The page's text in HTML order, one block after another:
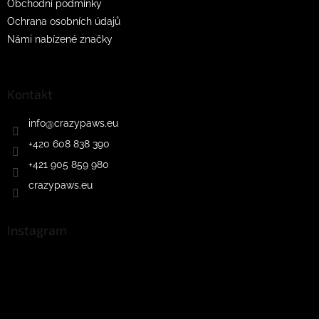
Obchodní podmínky
Ochrana osobních údajů
Námi nabízené značky
Kontakt
info@crazypaws.eu
+420 608 838 390
+421 905 859 980
crazypaws.eu
Instagram